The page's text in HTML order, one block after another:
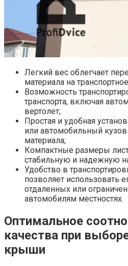
Легкий вес облегчает
материала на
Возможность
транспорта, включая
вертолет;
Простая и удобная
или автомобильный
материала;
Компактные размеры
стабильную и надежную
Удобство в
позволяет использовать
отдаленных или
автомобилям местностях.
Оптимальное
качества при
крыши